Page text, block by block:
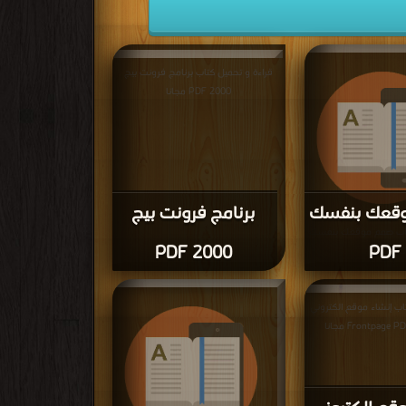
برنامج فرونت بيج
2000 PDF
قراءة و تحميل كتاب برنامج فرونت بيج
2000 PDF مجانا
بنفسك
PDF
صمم موقعك بنفسك
PDF مجانا
إنشاء موقع الكتروني